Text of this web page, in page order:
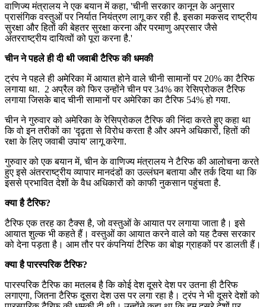
वाणिज्य मंत्रालय ने एक बयान में कहा, 'चीनी सरकार कानून के अनुसार
प्रासंगिक वस्तुओं पर निर्यात नियंत्रण लागू कर रही है. इसका मकसद राष्ट्रीय
सुरक्षा और हितों की बेहतर सुरक्षा करना और परमाणु अप्रसार जैसे
अंतरराष्ट्रीय दायित्वों को पूरा करना है.'
चीन ने पहले ही दी थी जवाबी टैरिफ की धमकी
ट्रंप ने पहले ही अमेरिका में आयात होने वाले चीनी सामानों पर 20% का टैरिफ
लगाया था. 2 अप्रैल को फिर उन्होंने चीन पर 34% का रेसिप्रोकल टैरिफ
लगाया जिसके बाद चीनी सामानों पर अमेरिका का टैरिफ 54% हो गया.
चीन ने गुरुवार को अमेरिका के रेसिप्रोकल टैरिफ की निंदा करते हुए कहा था
कि वो इन तरीकों का 'दृढ़ता से विरोध करता है और अपने अधिकारों, हितों की
रक्षा के लिए जवाबी उपाय' लागू करेगा.
गुरुवार को एक बयान में, चीन के वाणिज्य मंत्रालय ने टैरिफ की आलोचना करते
हुए इसे अंतरराष्ट्रीय व्यापार मानदंडों का उल्लंघन बताया और तर्क दिया था कि
इससे प्रभावित देशों के वैध अधिकारों को काफी नुकसान पहुंचता है.
क्या है टैरिफ?
टैरिफ एक तरह का टैक्स है, जो वस्तुओं के आयात पर लगाया जाता है। इसे
आयात शुल्क भी कहते हैं। वस्तुओं का आयात करने वाले को यह टैक्स सरकार
को देना पड़ता है। आम तौर पर कंपनियां टैरिफ का बोझ ग्राहकों पर डालती हैं।
क्या है पारस्परिक टैरिफ?
पारस्परिक टैरिफ का मतलब है कि कोई देश दूसरे देश पर उतना ही टैरिफ
लगाएगा, जितना टैरिफ दूसरा देश उस पर लगा रहा है। ट्रंप ने भी दूसरे देशों को